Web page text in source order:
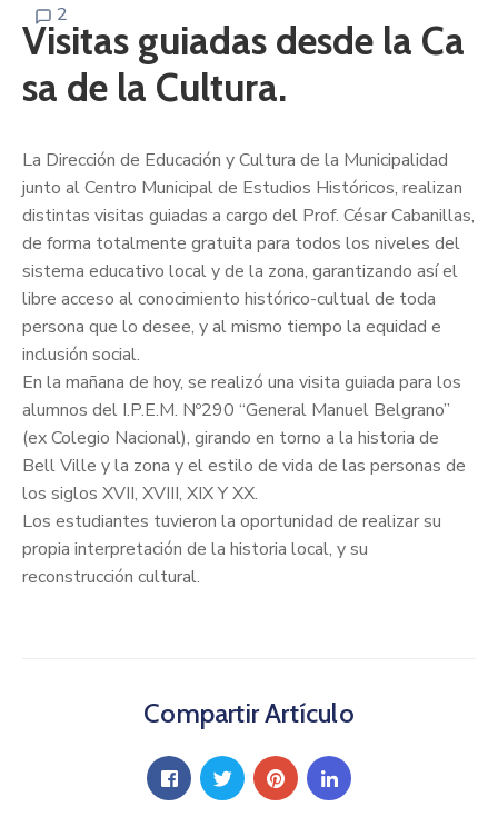
2
Visitas guiadas desde la Ca
sa de la Cultura.
La Dirección de Educación y Cultura de la Municipalidad
junto al Centro Municipal de Estudios Históricos, realizan
distintas visitas guiadas a cargo del Prof. César Cabanillas,
de forma totalmente gratuita para todos los niveles del
sistema educativo local y de la zona, garantizando así el
libre acceso al conocimiento histórico-cultual de toda
persona que lo desee, y al mismo tiempo la equidad e
inclusión social.
En la mañana de hoy, se realizó una visita guiada para los
alumnos del I.P.E.M. Nº290 “General Manuel Belgrano”
(ex Colegio Nacional), girando en torno a la historia de
Bell Ville y la zona y el estilo de vida de las personas de
los siglos XVII, XVIII, XIX Y XX.
Los estudiantes tuvieron la oportunidad de realizar su
propia interpretación de la historia local, y su
reconstrucción cultural.
Compartir Artículo